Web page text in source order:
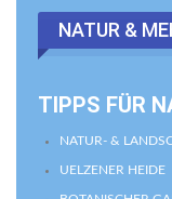
NATUR &
TIPPS FÜR
NATUR- &
UELZENER HEIDE